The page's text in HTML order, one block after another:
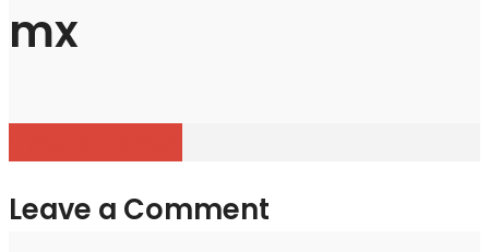
mx
Leave a Comment